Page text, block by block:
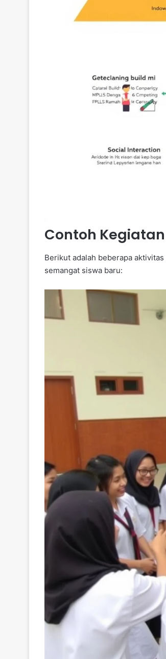
Contoh Kegiatan
Berikut adalah beberapa
semangat siswa baru: